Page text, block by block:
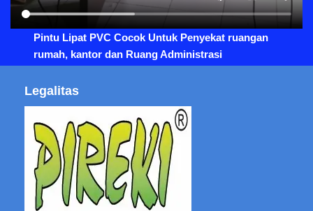
Pintu Lipat PVC Cocok Untuk Penyekat ruangan
rumah, kantor dan Ruang Administrasi
Legalitas